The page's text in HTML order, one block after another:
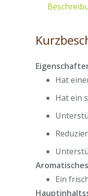
Hat
Hat ein
Ein